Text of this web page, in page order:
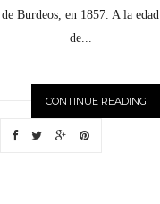
de Burdeos, en 1857. A la edad
de...
CONTINUE READING
N